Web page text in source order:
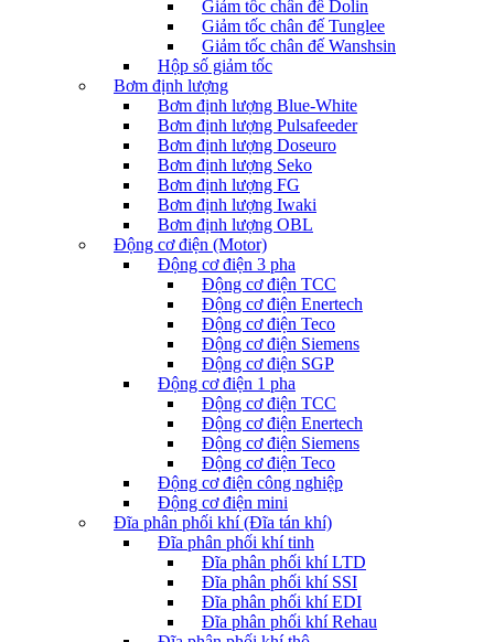
Giảm tốc chân đế Dolin
Giảm tốc chân đế Tunglee
Giảm tốc chân đế Wanshsin
Hộp số giảm tốc
Bơm định lượng
Bơm định lượng Blue-White
Bơm định lượng Pulsafeeder
Bơm định lượng Doseuro
Bơm định lượng Seko
Bơm định lượng FG
Bơm định lượng Iwaki
Bơm định lượng OBL
Động cơ điện (Motor)
Động cơ điện 3 pha
Động cơ điện TCC
Động cơ điện Enertech
Động cơ điện Teco
Động cơ điện Siemens
Động cơ điện SGP
Động cơ điện 1 pha
Động cơ điện TCC
Động cơ điện Enertech
Động cơ điện Siemens
Động cơ điện Teco
Động cơ điện công nghiệp
Động cơ điện mini
Đĩa phân phối khí (Đĩa tán khí)
Đĩa phân phối khí tinh
Đĩa phân phối khí LTD
Đĩa phân phối khí SSI
Đĩa phân phối khí EDI
Đĩa phân phối khí Rehau